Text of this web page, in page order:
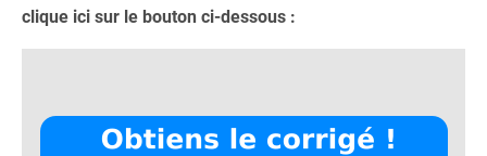
clique ici sur le bouton ci-dessous :